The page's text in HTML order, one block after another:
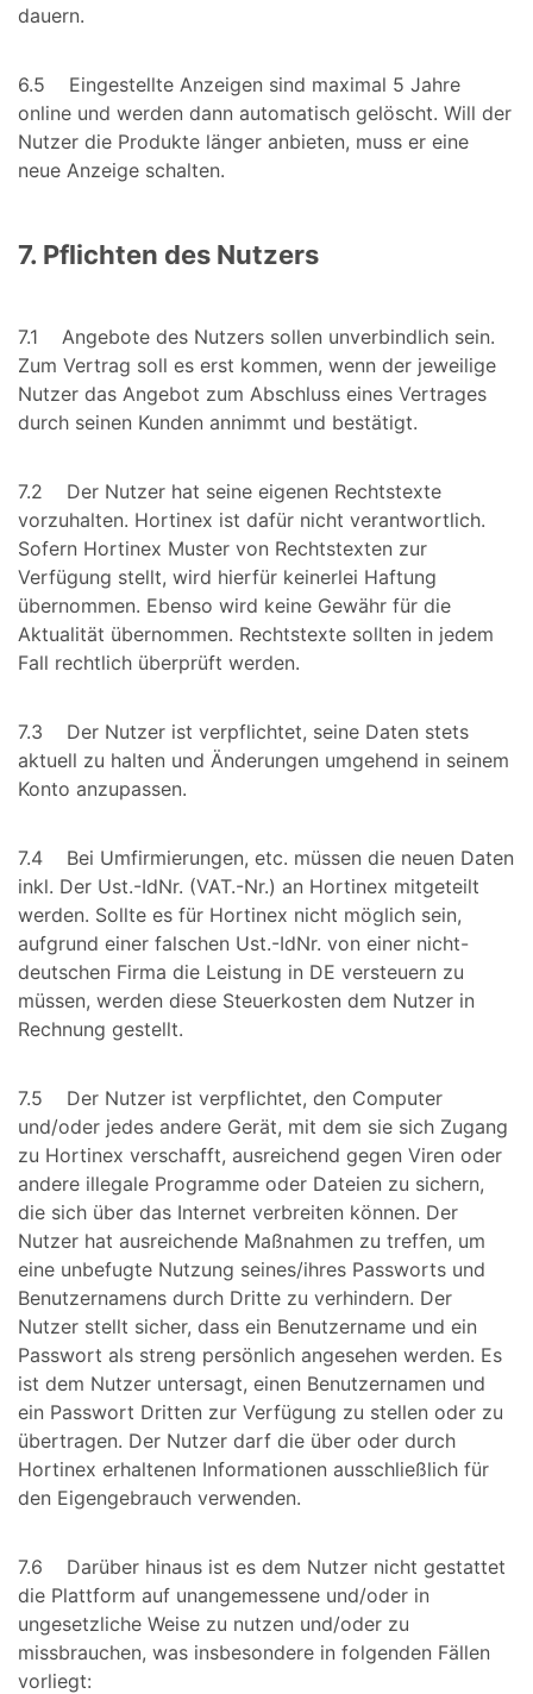
dauern.
6.5 Eingestellte Anzeigen sind maximal 5 Jahre
online und werden dann automatisch gelöscht. Will der
Nutzer die Produkte länger anbieten, muss er eine
neue Anzeige schalten.
7. Pflichten des Nutzers
7.1 Angebote des Nutzers sollen unverbindlich sein.
Zum Vertrag soll es erst kommen, wenn der jeweilige
Nutzer das Angebot zum Abschluss eines Vertrages
durch seinen Kunden annimmt und bestätigt.
7.2 Der Nutzer hat seine eigenen Rechtstexte
vorzuhalten. Hortinex ist dafür nicht verantwortlich.
Sofern Hortinex Muster von Rechtstexten zur
Verfügung stellt, wird hierfür keinerlei Haftung
übernommen. Ebenso wird keine Gewähr für die
Aktualität übernommen. Rechtstexte sollten in jedem
Fall rechtlich überprüft werden.
7.3 Der Nutzer ist verpflichtet, seine Daten stets
aktuell zu halten und Änderungen umgehend in seinem
Konto anzupassen.
7.4 Bei Umfirmierungen, etc. müssen die neuen Daten
inkl. Der Ust.-IdNr. (VAT.-Nr.) an Hortinex mitgeteilt
werden. Sollte es für Hortinex nicht möglich sein,
aufgrund einer falschen Ust.-IdNr. von einer nicht-
deutschen Firma die Leistung in DE versteuern zu
müssen, werden diese Steuerkosten dem Nutzer in
Rechnung gestellt.
7.5 Der Nutzer ist verpflichtet, den Computer
und/oder jedes andere Gerät, mit dem sie sich Zugang
zu Hortinex verschafft, ausreichend gegen Viren oder
andere illegale Programme oder Dateien zu sichern,
die sich über das Internet verbreiten können. Der
Nutzer hat ausreichende Maßnahmen zu treffen, um
eine unbefugte Nutzung seines/ihres Passworts und
Benutzernamens durch Dritte zu verhindern. Der
Nutzer stellt sicher, dass ein Benutzername und ein
Passwort als streng persönlich angesehen werden. Es
ist dem Nutzer untersagt, einen Benutzernamen und
ein Passwort Dritten zur Verfügung zu stellen oder zu
übertragen. Der Nutzer darf die über oder durch
Hortinex erhaltenen Informationen ausschließlich für
den Eigengebrauch verwenden.
7.6 Darüber hinaus ist es dem Nutzer nicht gestattet
die Plattform auf unangemessene und/oder in
ungesetzliche Weise zu nutzen und/oder zu
missbrauchen, was insbesondere in folgenden Fällen
vorliegt: